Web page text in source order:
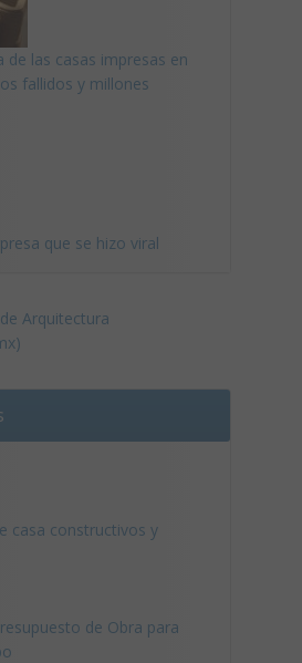
de las casas impresas en
fallidos y millones
que se hizo viral
Arquitectura
casa constructivos y
de Obra para